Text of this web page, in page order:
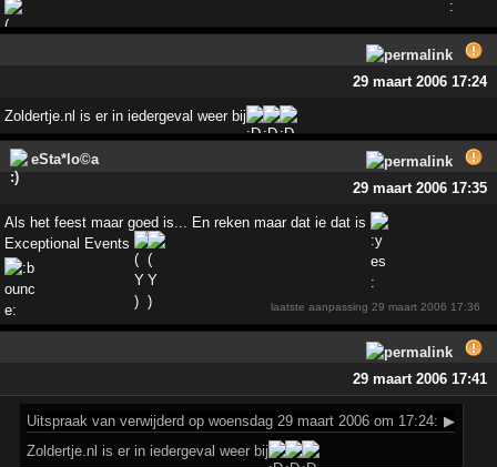
29 maart 2006 17:24
Zoldertje.nl is er in iedergeval weer bij
eSta*lo©a
29 maart 2006 17:35
Als het feest maar goed is... En reken maar dat ie dat is
Exceptional Events
laatste aanpassing29 maart 2006 17:36
29 maart 2006 17:41
Uitspraak van verwijderd op woensdag 29 maart 2006 om 17:24: ▶
Zoldertje.nl is er in iedergeval weer bij